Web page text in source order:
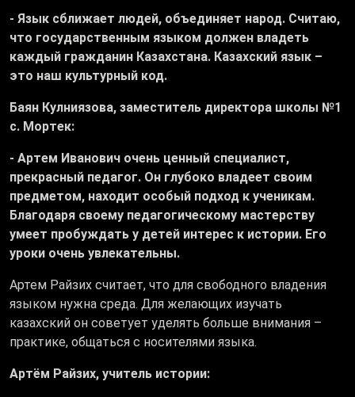
- Язык сближает людей, объединяет народ. Считаю,
что государственным языком должен владеть
каждый гражданин Казахстана. Казахский язык –
это наш культурный код.
Баян Кулниязова, заместитель директора школы №1
с. Мортек:
- Артем Иванович очень ценный специалист,
прекрасный педагог. Он глубоко владеет своим
предметом, находит особый подход к ученикам.
Благодаря своему педагогическому мастерству
умеет пробуждать у детей интерес к истории. Его
уроки очень увлекательны.
Артем Райзих считает, что для свободного владения
языком нужна среда. Для желающих изучать
казахский он советует уделять больше внимания –
практике, общаться с носителями языка.
Артём Райзих, учитель истории: